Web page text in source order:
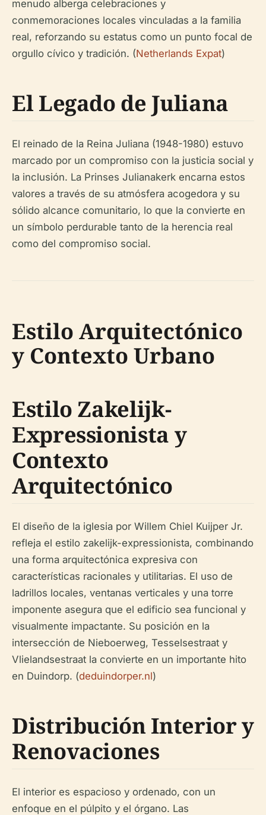
menudo alberga celebraciones y
conmemoraciones locales vinculadas a la familia
real, reforzando su estatus como un punto focal de
orgullo cívico y tradición. (Netherlands Expat)
El Legado de Juliana
El reinado de la Reina Juliana (1948-1980) estuvo
marcado por un compromiso con la justicia social y
la inclusión. La Prinses Julianakerk encarna estos
valores a través de su atmósfera acogedora y su
sólido alcance comunitario, lo que la convierte en
un símbolo perdurable tanto de la herencia real
como del compromiso social.
Estilo Arquitectónico
y Contexto Urbano
Estilo Zakelijk-
Expressionista y
Contexto
Arquitectónico
El diseño de la iglesia por Willem Chiel Kuijper Jr.
refleja el estilo zakelijk-expressionista, combinando
una forma arquitectónica expresiva con
características racionales y utilitarias. El uso de
ladrillos locales, ventanas verticales y una torre
imponente asegura que el edificio sea funcional y
visualmente impactante. Su posición en la
intersección de Nieboerweg, Tesselsestraat y
Vlielandsestraat la convierte en un importante hito
en Duindorp. (deduindorper.nl)
Distribución Interior y
Renovaciones
El interior es espacioso y ordenado, con un
enfoque en el púlpito y el órgano. Las